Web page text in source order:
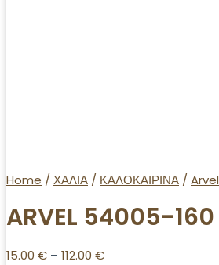
Home / ΧΑΛΙΑ / ΚΑΛΟΚΑΙΡΙΝΑ / Arvel
ARVEL 54005-160
15.00 € – 112.00 €